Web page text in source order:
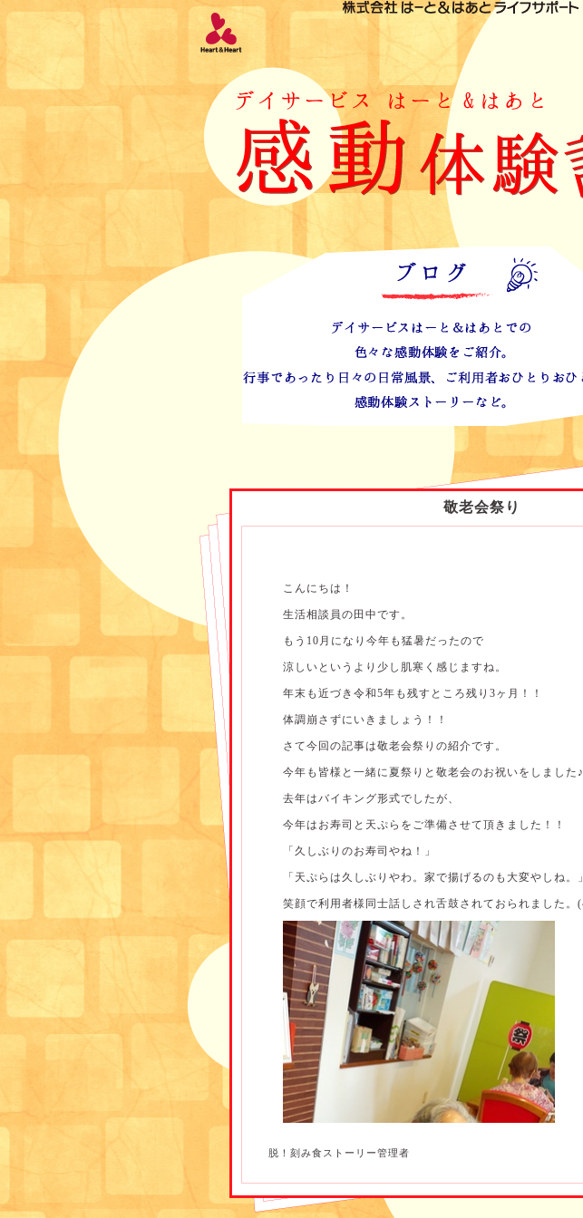
敬老会祭り
こんにちは！
生活相談員の田中です。
もう10月になり今年も猛暑だったので
涼しいというより少し肌寒く感じますね。
年末も近づき令和5年も残すところ残り3ヶ月！！
体調崩さずにいきましょう！！
さて今回の記事は敬老会祭りの紹介です。
今年も皆様と一緒に夏祭りと敬老会のお祝いをしました♪
去年はバイキング形式でしたが、
今年はお寿司と天ぷらをご準備させて頂きました！！
「久しぶりのお寿司やね！」
「天ぷらは久しぶりやわ。家で揚げるのも大変やしね。
笑顔で利用者様同士話しされ舌鼓されておられました。
脱！刻み食ストーリー管理者